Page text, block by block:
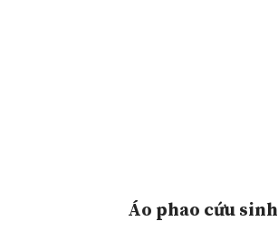
Áo phao cứu sinh